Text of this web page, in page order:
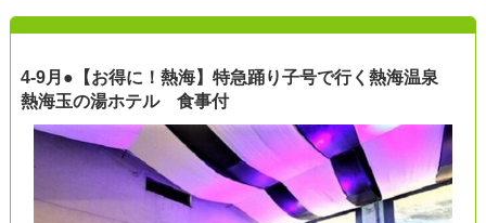
4-9月●【お得に！熱海】特急踊り子号で行く熱海温泉
熱海玉の湯ホテル 食事付